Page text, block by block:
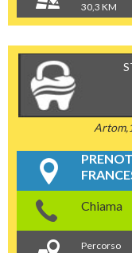
30,3 KM
Chiama
Percorso